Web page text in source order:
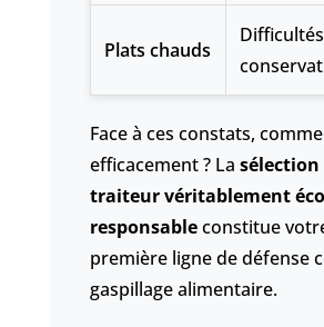
Plats chauds
Face à ces constats,
efficacement ? La sélection
traiteur véritablement
responsableconstitue
première ligne de défense
gaspillage alimentaire.